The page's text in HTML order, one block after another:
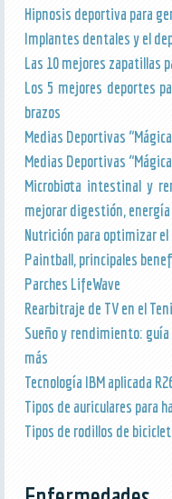
Hipnosis deportiva para
Implantes dentales y el
Las 10 mejores zapatillas
Los 5 mejores deportes
brazos
Medias Deportivas
Medias Deportivas
Microbiota intestinal y
mejorar digestión,
Nutrición para optimizar
Paintball, principales
Parches LifeWave
Rearbitraje de TV en el
Sueño y rendimiento:
más
Tecnología IBM aplicada
Tipos de auriculares para
Tipos de rodillos de